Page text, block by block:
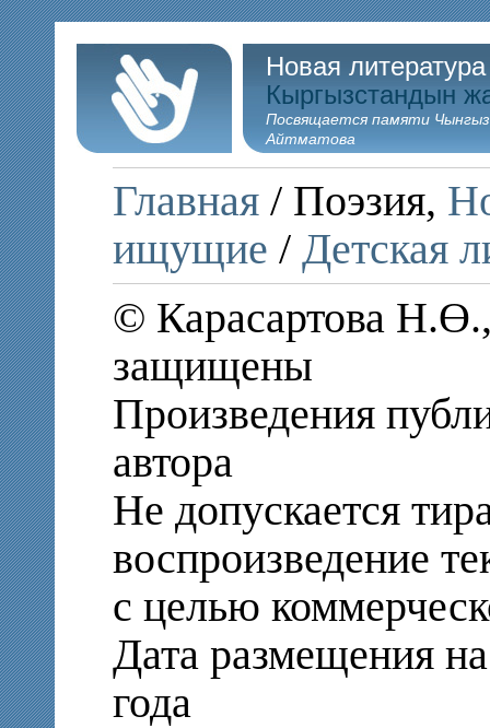
Новая
Кыргызстандын
Посвящается памяти
Айтматова
Главная / Поэзия,
ищущие / Детская
© Карасартова
защищены
Произведения
автора
Не допускается
воспроизведение
с целью
Дата размещения
года